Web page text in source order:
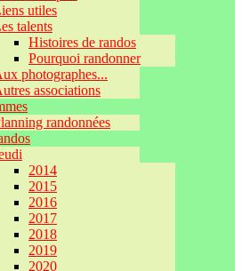
utiles
talents
Histoires de randos
Pourquoi randonner
photographes...
associations
randonnées
2014
2015
2016
2017
2018
2019
2020